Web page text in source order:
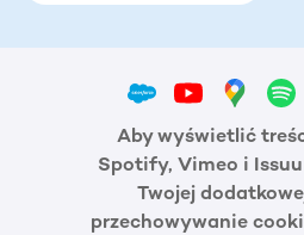
Aby wyświetlić
Spotify, Vimeo i
Twojej
przechowywanie